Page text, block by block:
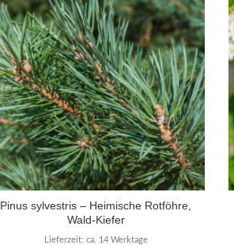
Pinus sylvestris – Heimische Rotföhre,
Wald-Kiefer
Lieferzeit: ca. 14 Werktage